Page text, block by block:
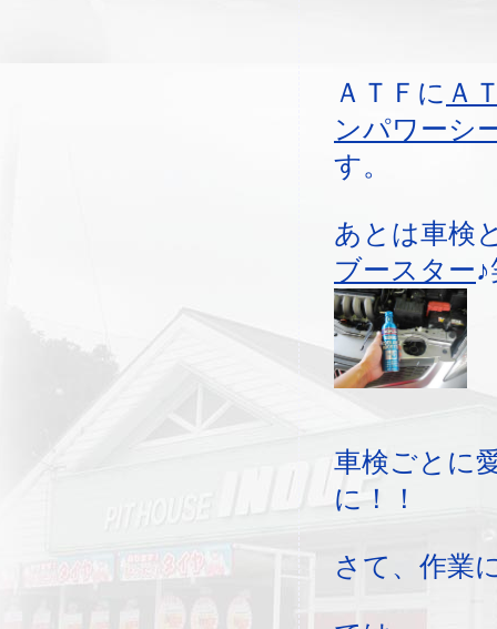
ＡＴＦに Ａ
ンパワーシ
す。
あとは車検
ブースター
車検ごとに
に！！
さて、作業